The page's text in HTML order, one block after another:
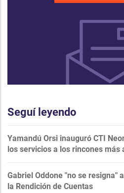
Seguí leyendo
Yamandú Orsi inauguró CTI
los servicios a los rincones más
Gabriel Oddone "no se resigna"
la Rendición de Cuentas